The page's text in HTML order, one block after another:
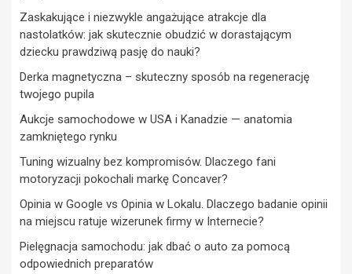
Zaskakujące i niezwykle angażujące atrakcje dla
nastolatków: jak skutecznie obudzić w dorastającym
dziecku prawdziwą pasję do nauki?
Derka magnetyczna – skuteczny sposób na regenerację
twojego pupila
Aukcje samochodowe w USA i Kanadzie — anatomia
zamkniętego rynku
Tuning wizualny bez kompromisów. Dlaczego fani
motoryzacji pokochali markę Concaver?
Opinia w Google vs Opinia w Lokalu. Dlaczego badanie opinii
na miejscu ratuje wizerunek firmy w Internecie?
Pielęgnacja samochodu: jak dbać o auto za pomocą
odpowiednich preparatów